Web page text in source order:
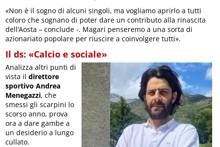
«Non è il sogno di alcuni singoli, ma vogliamo aprirlo a tutti
coloro che sognano di poter dare un contributo alla rinascita
dell’Aosta – conclude -. Magari penseremo a una sorta di
azionariato popolare per riuscire a coinvolgere tutti».
Il ds: «Calcio e sociale»
Analizza altri punti di
vista ildirettore
sportivo Andrea
Menegazzi, che
smessi gli scarpini lo
scorso anno, prova
ora a dare gambe a
un desiderio a lungo
cullato.